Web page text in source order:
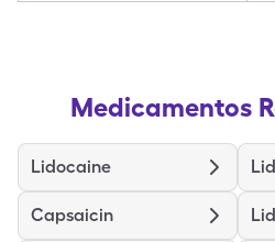
Medicamentos
Lidocaine
Capsaicin